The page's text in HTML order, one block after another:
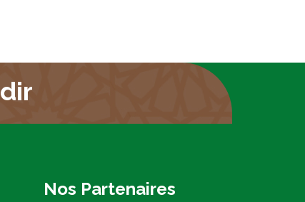
Nos Partenaires